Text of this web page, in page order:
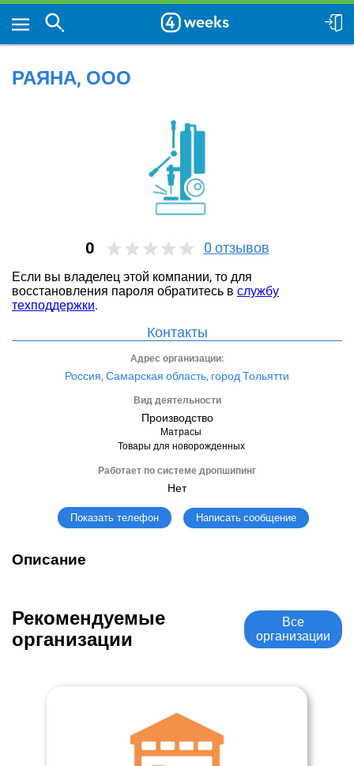
РАЯНА, ООО
0 0 отзывов
Если вы владелец этой компании, то для
восстановления пароля обратитесь в службу
техподдержки.
Контакты
Адрес организации:
Россия, Самарская область, город Тольятти
Вид деятельности
Производство
Матрасы
Товары для новорожденных
Работает по системе дропшипинг
Нет
Показать телефон Написать сообщение
Описание
Рекомендуемые
организации
Все
организации